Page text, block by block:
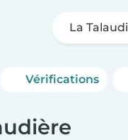
La
Vérifications